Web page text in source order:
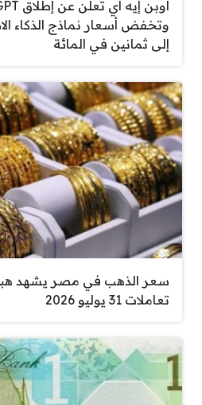
وتخفض أسعار نماذج الذكاء
إلى ثمانين في المائة
سعر الذهب في مصر يشهد
تعاملات 31 يوليو 2026